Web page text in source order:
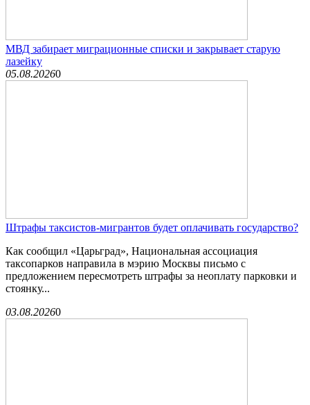
МВД забирает миграционные списки и закрывает старую
лазейку
05.08.20260
Штрафы таксистов-мигрантов будет оплачивать государство?
Как сообщил «Царьград», Национальная ассоциация
таксопарков направила в мэрию Москвы письмо с
предложением пересмотреть штрафы за неоплату парковки и
стоянку...
03.08.20260